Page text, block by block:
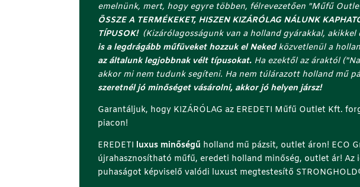
ó
c
e
l
l
á
b
n
(
r
emelnünk, mert, hogy egyre többen, félrevezetően "Műfű
ÖSSZE A TERMÉKEKET, HISZEN KIZÁRÓLAG NÁLUNK
TÍPUSOK!(Kizárólagosságunk van a holland gyárakkal, akikkel
is a legdrágább műfüveket hozzuk el Nekedközvetlenül a
az általunk legjobbnak vélt típusokat. Ha ezektől az áraktól
akkor mi nem tudunk segíteni. Ha nem túlárazott holland mű
szeretnél jó minőséget vásárolni, akkor jó helyen jársz!
Garantáljuk, hogy KIZÁRÓLAG az EREDETI Műfű Outlet Kft.
piacon!
EREDETI luxus minőségű holland mű pázsit, outlet áron! ECO
újrahasznosítható műfű, eredeti holland minőség, outlet ár! Az
puhaságot képviselő valódi luxust megtestesítő